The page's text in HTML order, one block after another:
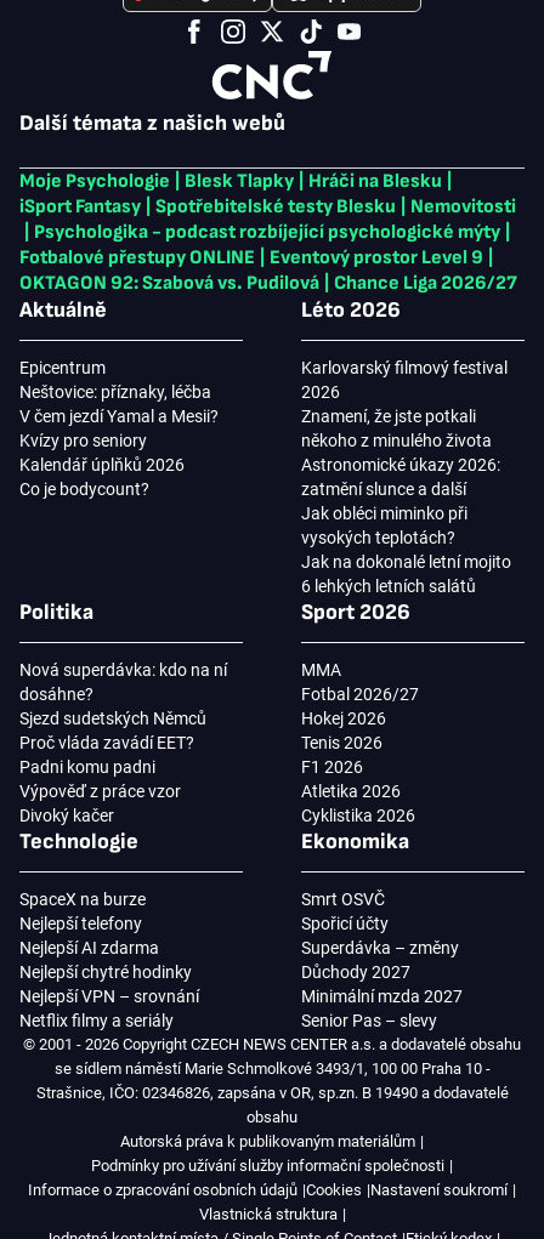
Další témata z našich webů
Moje Psychologie Blesk Tlapky Hráči na Blesku
iSport Fantasy
Spotřebitelské testy Blesku
Nemovitosti
Psychologika - podcast rozbíjející psychologické mýty
Fotbalové přestupy ONLINE
Eventový prostor Level 9
OKTAGON 92: Szabová vs. Pudilová
Chance Liga 2026/27
Aktuálně
Epicentrum
Neštovice: příznaky, léčba
V čem jezdí Yamal a Mesii?
Kvízy pro seniory
Kalendář úplňků 2026
Co je bodycount?
Léto 2026
Karlovarský filmový festival
2026
Znamení, že jste potkali
někoho z minulého života
Astronomické úkazy 2026:
zatmění slunce a další
Jak obléci miminko při
vysokých teplotách?
Jak na dokonalé letní mojito
6 lehkých letních salátů
Politika
Nová superdávka: kdo na ní
dosáhne?
Sjezd sudetských Němců
Proč vláda zavádí EET?
Padni komu padni
Výpověď z práce vzor
Divoký kačer
Sport 2026
MMA
Fotbal 2026/27
Hokej 2026
Tenis 2026
F1 2026
Atletika 2026
Cyklistika 2026
Technologie
SpaceX na burze
Nejlepší telefony
Nejlepší AI zdarma
Nejlepší chytré hodinky
Nejlepší VPN – srovnání
Netflix filmy a seriály
Ekonomika
Smrt OSVČ
Spořicí účty
Superdávka – změny
Důchody 2027
Minimální mzda 2027
Senior Pas – slevy
© 2001 - 2026 Copyright CZECH NEWS CENTER a.s. a dodavatelé obsahu
se sídlem náměstí Marie Schmolkové 3493/1, 100 00 Praha 10 -
Strašnice, IČO: 02346826, zapsána v OR, sp.zn. B 19490 a dodavatelé
obsahu
Autorská práva k publikovaným materiálům
Podmínky pro užívání služby informační společnosti
Informace o zpracování osobních údajů Cookies Nastavení soukromí
Vlastnická struktura